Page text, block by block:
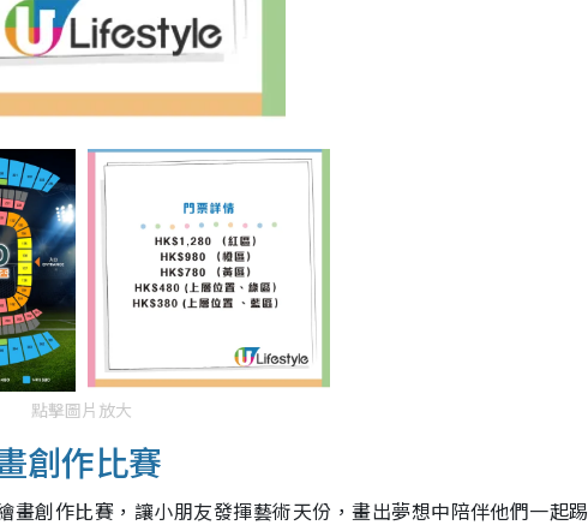
點擊圖片放大
創作比賽
畫創作比賽，讓小朋友發揮藝術天份，畫出夢想中陪伴他們一起踢